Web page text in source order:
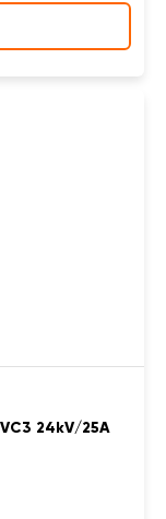
24kV/25A